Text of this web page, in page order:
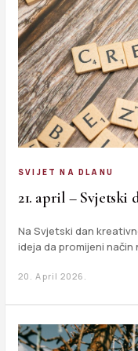
SVIJET NA DLANU
21. april – Svjetski
Na Svjetski dan
ideja da promijeni način
20. April 2026.